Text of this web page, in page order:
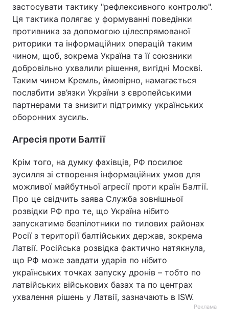
застосувати тактику "рефлексивного контролю".
Ця тактика полягає у формуванні поведінки
противника за допомогою цілеспрямованої
риторики та інформаційних операцій таким
чином, щоб, зокрема Україна та її союзники
добровільно ухвалили рішення, вигідні Москві.
Таким чином Кремль, ймовірно, намагається
послабити зв’язки України з європейськими
партнерами та знизити підтримку українських
оборонних зусиль.
Агресія проти Балтії
Крім того, на думку фахівців, РФ посилює
зусилля зі створення інформаційних умов для
можливої майбутньої агресії проти країн Балтії.
Про це свідчить заява Служба зовнішньої
розвідки РФ про те, що Україна нібито
запускатиме безпілотники по тилових районах
Росії з території балтійських держав, зокрема
Латвії. Російська розвідка фактично натякнула,
що РФ може завдати ударів по нібито
українських точках запуску дронів – тобто по
латвійських військових базах та по центрах
ухвалення рішень у Латвії, зазначають в ISW.
Реклама